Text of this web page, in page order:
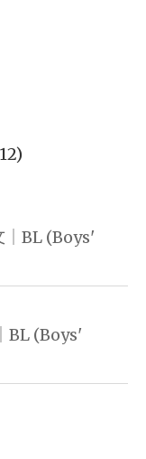
｜BL (Boys'
BL (Boys'